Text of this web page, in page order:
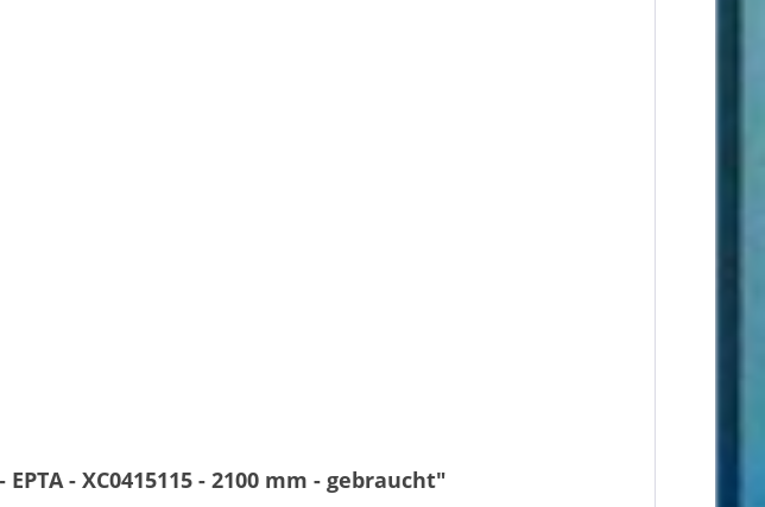
- XC0415115 - 2100 mm - gebraucht"